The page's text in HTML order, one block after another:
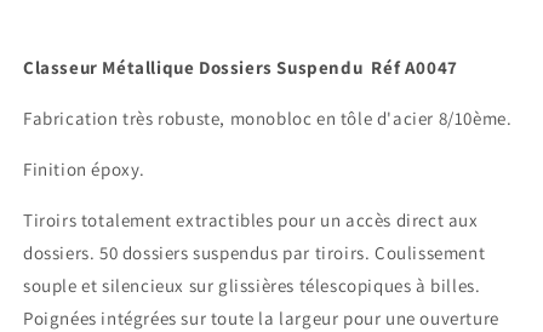
1
dans
fenêtre
modale
Classeur Métallique Dossiers Suspendu Réf A0047
Fabrication très robuste, monobloc en tôle d'acier 8/10ème.
Finition époxy.
Tiroirs totalement extractibles pour un accès direct aux
dossiers. 50 dossiers suspendus par tiroirs. Coulissement
souple et silencieux sur glissières télescopiques à billes.
Poignées intégrées sur toute la largeur pour une ouverture